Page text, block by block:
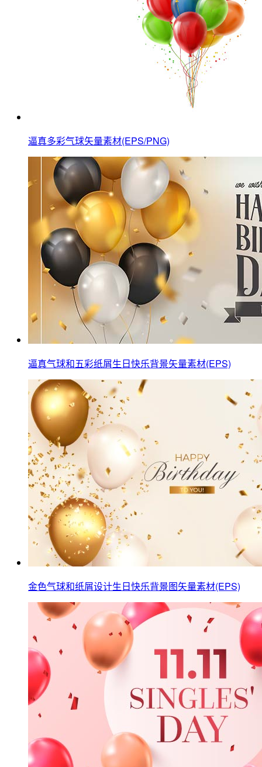
逼真多彩气球矢量素材(EPS/PNG)
逼真气球和五彩纸屑生日快乐背景矢量素材(EPS)
金色气球和纸屑设计生日快乐背景图矢量素材(EPS)